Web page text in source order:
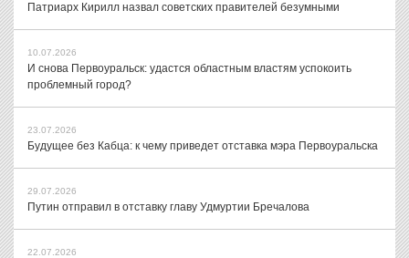
Патриарх Кирилл назвал советских правителей безумными
10.07.2026
И снова Первоуральск: удастся областным властям успокоить
проблемный город?
23.07.2026
Будущее без Кабца: к чему приведет отставка мэра Первоуральска
29.07.2026
Путин отправил в отставку главу Удмуртии Бречалова
22.07.2026